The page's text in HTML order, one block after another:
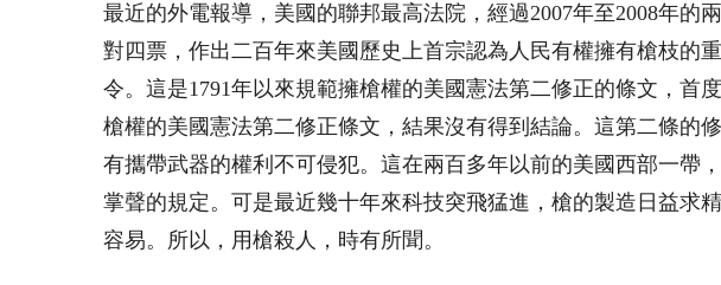
最近的外電報導，美國的聯邦最高法院，經過2007年至2008年的
對四票，作出二百年來美國歷史上首宗認為人民有權擁有槍枝的
令。這是1791年以來規範擁槍權的美國憲法第二修正的條文，首
槍權的美國憲法第二修正條文，結果沒有得到結論。這第二條的
有攜帶武器的權利不可侵犯。這在兩百多年以前的美國西部一帶
掌聲的規定。可是最近幾十年來科技突飛猛進，槍的製造日益求
容易。所以，用槍殺人，時有所聞。